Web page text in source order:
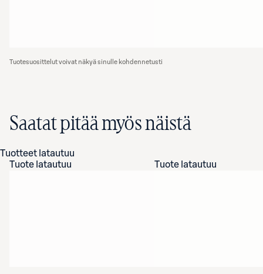
Tuotesuosittelut voivat näkyä sinulle kohdennetusti
Saatat pitää myös näistä
Tuotteet latautuu
Tuote latautuu
Tuote latautuu